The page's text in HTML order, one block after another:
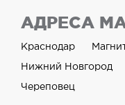
АДРЕСА
Краснодар
Нижний Новгород
Череповец